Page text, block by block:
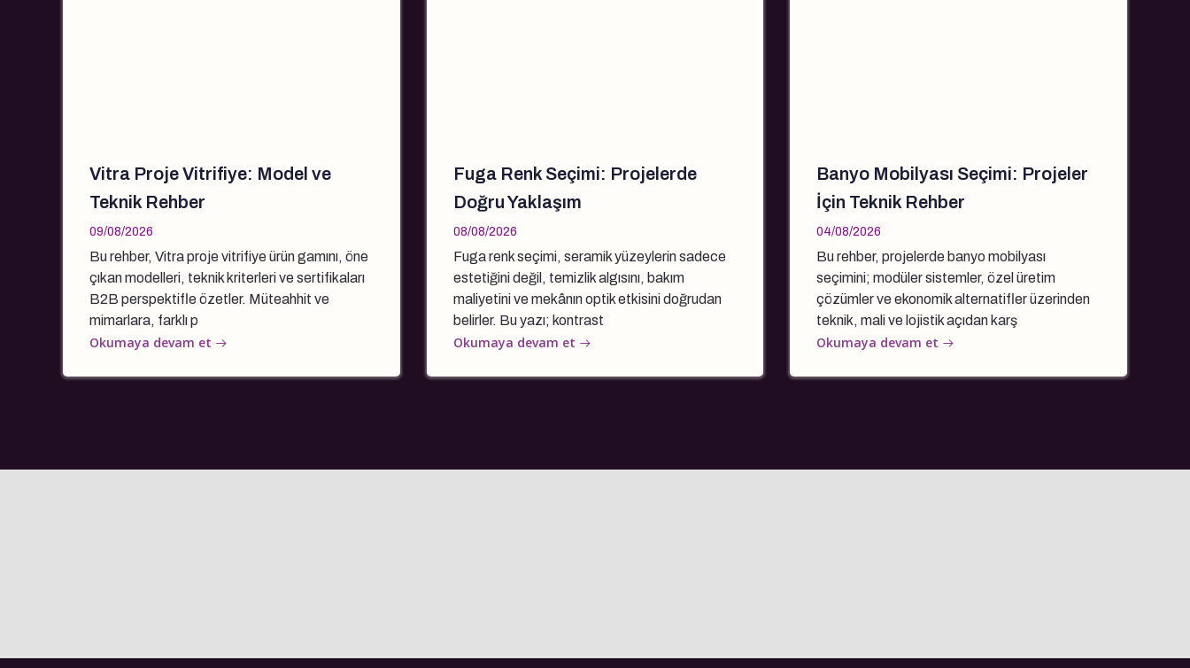
Vitra Proje Vitrifiye: Model ve
Teknik Rehber
09/08/2026
Bu rehber, Vitra proje vitrifiye ürün gamını, öne
çıkan modelleri, teknik kriterleri ve sertifikaları
B2B perspektifle özetler. Müteahhit ve
mimarlara, farklı p
Okumaya devam et
Fuga Renk Seçimi: Projelerde
Doğru Yaklaşım
08/08/2026
Fuga renk seçimi, seramik yüzeylerin sadece
estetiğini değil, temizlik algısını, bakım
maliyetini ve mekânın optik etkisini doğrudan
belirler. Bu yazı; kontrast
Okumaya devam et
Banyo Mobilyası Seçimi: Projeler
İçin Teknik Rehber
04/08/2026
Bu rehber, projelerde banyo mobilyası
seçimini; modüler sistemler, özel üretim
çözümler ve ekonomik alternatifler üzerinden
teknik, mali ve lojistik açıdan karş
Okumaya devam et